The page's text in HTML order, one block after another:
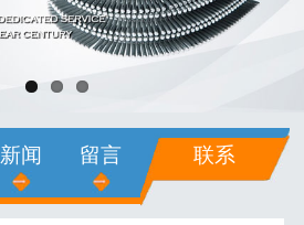
销售网络
在线留言
联系我们
新闻 留言 联系